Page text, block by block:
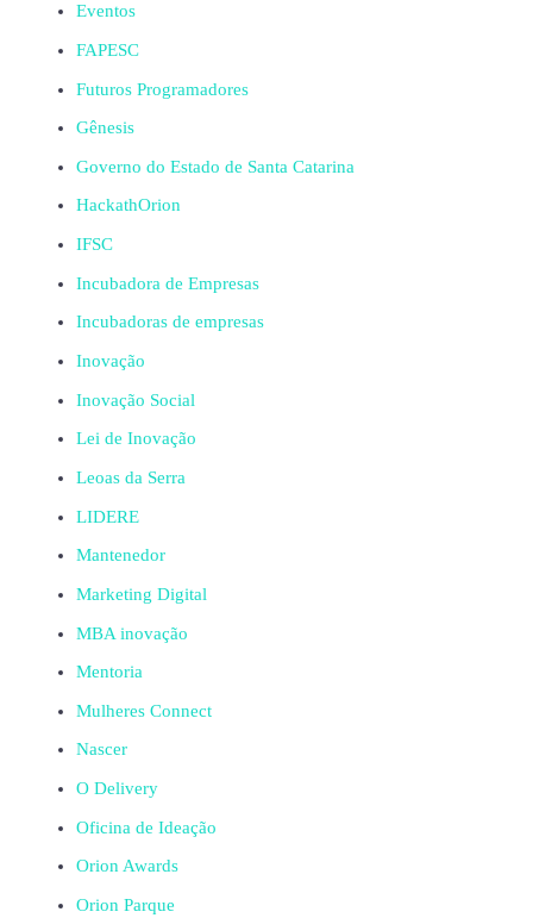
Eventos
FAPESC
Futuros Programadores
Gênesis
Governo do Estado de Santa Catarina
HackathOrion
IFSC
Incubadora de Empresas
Incubadoras de empresas
Inovação
Inovação Social
Lei de Inovação
Leoas da Serra
LIDERE
Mantenedor
Marketing Digital
MBA inovação
Mentoria
Mulheres Connect
Nascer
O Delivery
Oficina de Ideação
Orion Awards
Orion Parque